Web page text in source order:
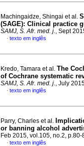
Machingaidze, Shingai et al.
(SAGE): Clinical practice
SAMJ, S. Afr. med. j., Sept
· texto em inglês
Kredo, Tamara et al. The
of Cochrane systematic
SAMJ, S. Afr. med. j., July
· texto em inglês
Parry, Charles et al.
or banning alcohol
Feb 2015, vol.105, no.2,
· texto em inglês